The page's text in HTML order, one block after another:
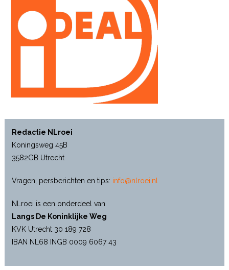
Redactie NLroei
Koningsweg 45B
3582GB Utrecht
Vragen, persberichten en tips: info@nlroei.nl
NLroei is een onderdeel van
Langs De Koninklijke Weg
KVK Utrecht 30 189 728
IBAN NL68 INGB 0009 6067 43